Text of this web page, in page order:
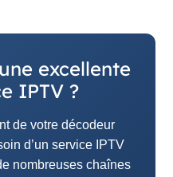
excellente
IPTV ?
de votre décodeur
d’un service IPTV
nombreuses chaînes